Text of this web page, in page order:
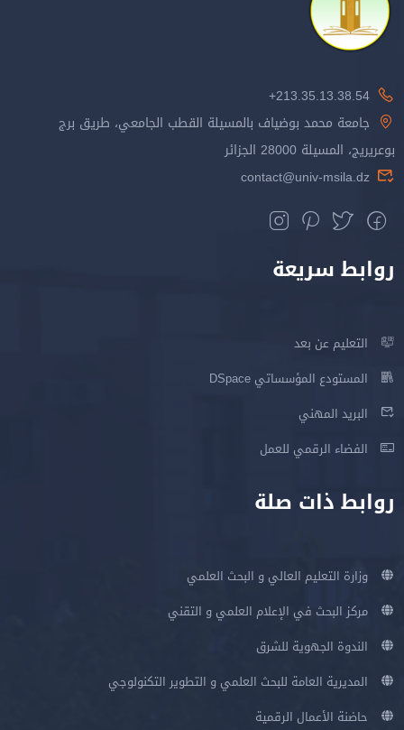
213.35.13.38.54+
جامعة محمد بوضياف بالمسيلة القطب الجامعي، طريق برج
بوعريريج، المسيلة 28000 الجزائر
contact@univ-msila.dz
روابط سريعة
التعليم عن بعد
المستودع المؤسساتي DSpace
البريد المهني
الفضاء الرقمي للعمل
روابط ذات صلة
وزارة التعليم العالي و البحث العلمي
مركز البحث في الإعلام العلمي و التقني
الندوة الجهوية للشرق
المديرية العامة للبحث العلمي و التطوير التكنولوجي
حاضنة الأعمال الرقمية